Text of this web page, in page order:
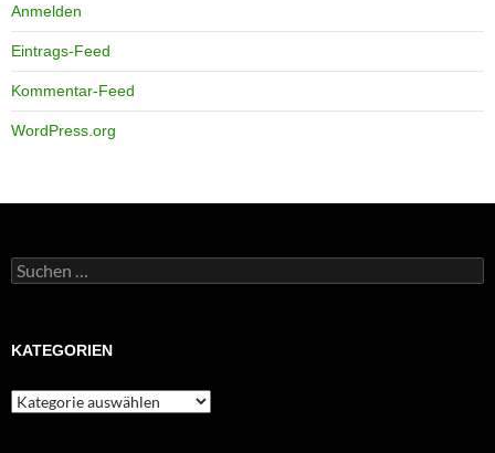
Anmelden
Eintrags-Feed
Kommentar-Feed
WordPress.org
Suchen
nach:
KATEGORIEN
Kategorien